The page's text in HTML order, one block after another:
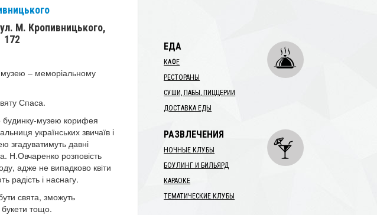
М. Кропивницького,
172
музею – меморіальному
Спаса.
музею корифея
українських звичаїв і
згадуватимуть давні
Н.Овчаренко розповість
адже не випадково квіти
радість і наснагу.
свята, зможуть
букети тощо.
ЕДА
КАФЕ
РЕСТОРАНЫ
СУШИ, ПАБЫ, ПИЦЦЕРИИ
ДОСТАВКА ЕДЫ
РАЗВЛЕЧЕНИЯ
НОЧНЫЕ КЛУБЫ
БОУЛИНГ И БИЛЬЯРД
КАРАОКЕ
ТЕМАТИЧЕСКИЕ КЛУБЫ